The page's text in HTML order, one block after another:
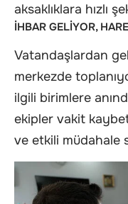
aksaklıklara hızlı
İHBAR GELİYOR,
Vatandaşlardan
merkezde
ilgili birimlere
ekipler vakit
ve etkili müdahale